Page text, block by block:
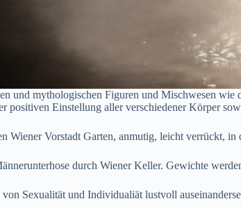
und mythologischen Figuren und Mischwesen
positiven Einstellung aller verschiedener Körper
Wiener Vorstadt Garten, anmutig, leicht verrückt, in
durch Wiener Keller. Gewichte
Sexualität und Individualiät lustvoll